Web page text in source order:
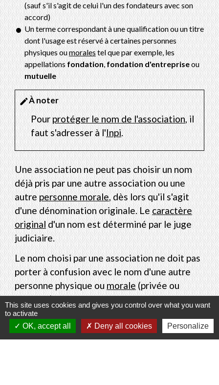
(sauf s'il s'agit de celui l'un des fondateurs avec son
accord)
Un terme correspondant à une qualification ou un titre
dont l'usage est réservé à certaines personnes
physiques oumoralestel que par exemple, les
appellations fondation,fondation d'entrepriseou
mutuelle
editÀ noter
Pourprotéger le nom de l'association, il
faut s'adresser à l'Inpi.
Une association ne peut pas choisir un nom
déjà pris par une autre association ou une
autrepersonne morale, dès lors qu'il s'agit
d'une dénomination originale. Lecaractère
originald'un nom est déterminé par le juge
judiciaire.
Le nom choisi par une association ne doit pas
porter à confusion avec le nom d'une autre
personne physique oumorale(privée ou
publique), notamment du fait de l'utilisation
de mots similaires.
Pour respecter cette obligation, il est utile de
This site uses cookies and gives you control over what you want
to activate
OK, accept all
Deny all cookies Personalize